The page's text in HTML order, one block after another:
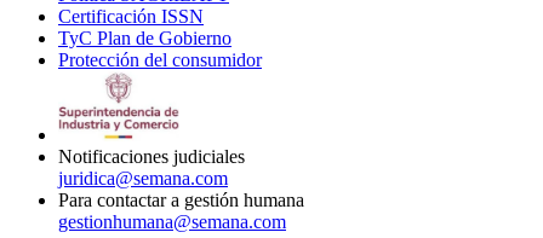
new
window
Certificación ISSN
in
new
TyC Plan de Gobierno
in
Protección del consumidorOpens
Notificaciones judiciales
juridica@semana.com
Para contactar a gestión humana
gestionhumana@semana.com